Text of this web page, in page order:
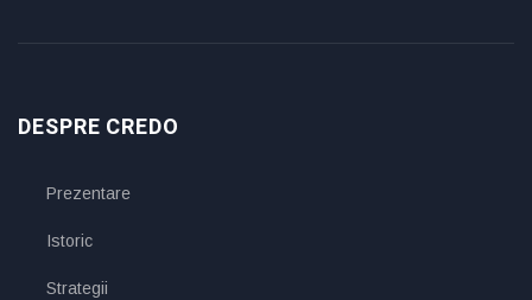
DESPRE CREDO
Prezentare
Istoric
Strategii